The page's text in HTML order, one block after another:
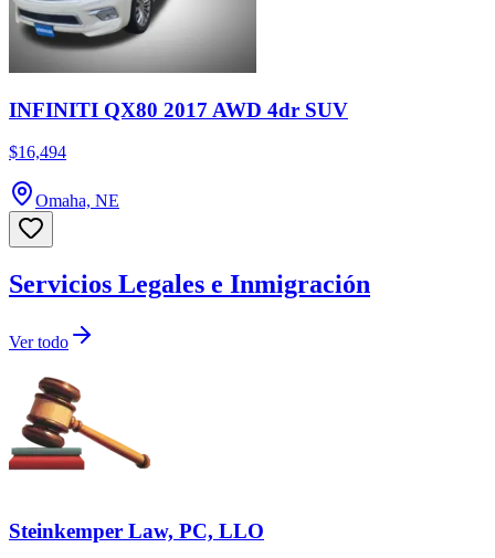
INFINITI QX80 2017 AWD 4dr SUV
$16,494
Omaha, NE
Servicios Legales e Inmigración
Ver todo
Steinkemper Law, PC, LLO